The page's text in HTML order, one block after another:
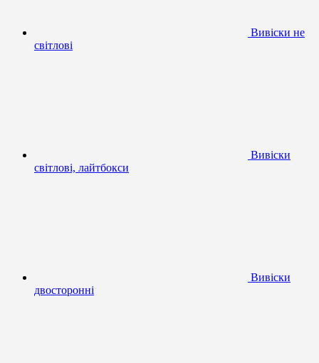
Вивіски не
світлові
Вивіски
світлові, лайтбокси
Вивіски
двосторонні